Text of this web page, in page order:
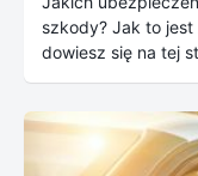
szkody? Jak to jest
dowiesz się na tej